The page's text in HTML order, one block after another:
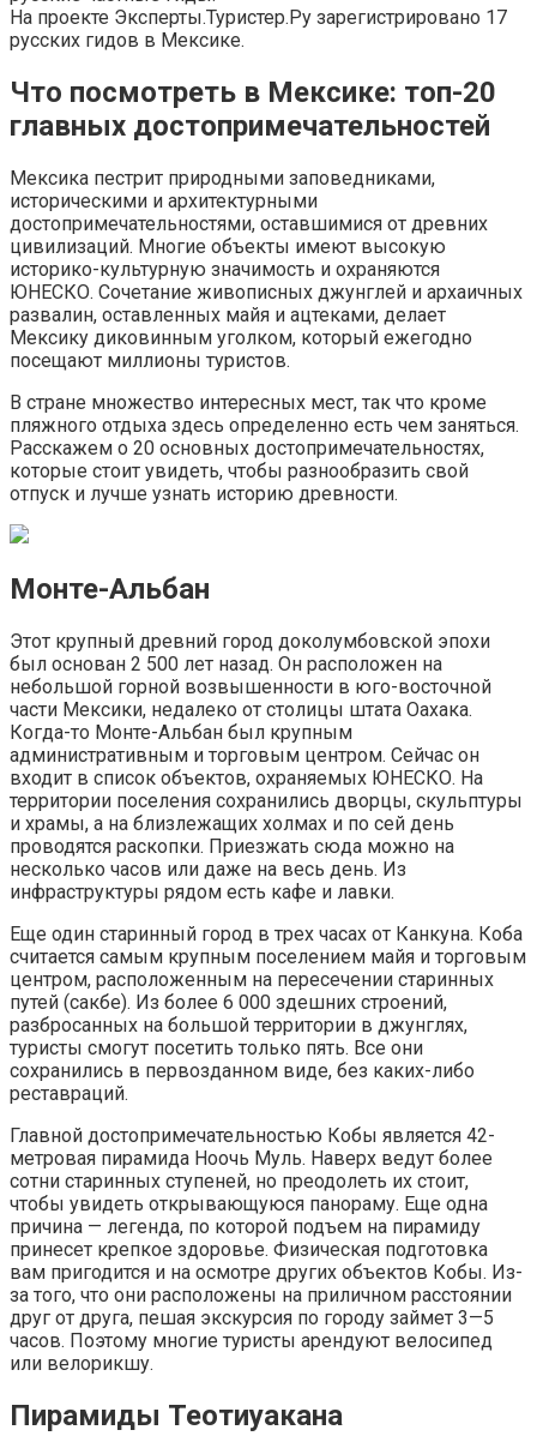
На проекте Эксперты.Туристер.Ру зарегистрировано 17
русских гидов в Мексике.
Что посмотреть в Мексике: топ-20
главных достопримечательностей
Мексика пестрит природными заповедниками,
историческими и архитектурными
достопримечательностями, оставшимися от древних
цивилизаций. Многие объекты имеют высокую
историко-культурную значимость и охраняются
ЮНЕСКО. Сочетание живописных джунглей и архаичных
развалин, оставленных майя и ацтеками, делает
Мексику диковинным уголком, который ежегодно
посещают миллионы туристов.
В стране множество интересных мест, так что кроме
пляжного отдыха здесь определенно есть чем заняться.
Расскажем о 20 основных достопримечательностях,
которые стоит увидеть, чтобы разнообразить свой
отпуск и лучше узнать историю древности.
Монте-Альбан
Этот крупный древний город доколумбовской эпохи
был основан 2 500 лет назад. Он расположен на
небольшой горной возвышенности в юго-восточной
части Мексики, недалеко от столицы штата Оахака.
Когда-то Монте-Альбан был крупным
административным и торговым центром. Сейчас он
входит в список объектов, охраняемых ЮНЕСКО. На
территории поселения сохранились дворцы, скульптуры
и храмы, а на близлежащих холмах и по сей день
проводятся раскопки. Приезжать сюда можно на
несколько часов или даже на весь день. Из
инфраструктуры рядом есть кафе и лавки.
Еще один старинный город в трех часах от Канкуна. Коба
считается самым крупным поселением майя и торговым
центром, расположенным на пересечении старинных
путей (сакбе). Из более 6 000 здешних строений,
разбросанных на большой территории в джунглях,
туристы смогут посетить только пять. Все они
сохранились в первозданном виде, без каких-либо
реставраций.
Главной достопримечательностью Кобы является 42-
метровая пирамида Ноочь Муль. Наверх ведут более
сотни старинных ступеней, но преодолеть их стоит,
чтобы увидеть открывающуюся панораму. Еще одна
причина — легенда, по которой подъем на пирамиду
принесет крепкое здоровье. Физическая подготовка
вам пригодится и на осмотре других объектов Кобы. Из-
за того, что они расположены на приличном расстоянии
друг от друга, пешая экскурсия по городу займет 3—5
часов. Поэтому многие туристы арендуют велосипед
или велорикшу.
Пирамиды Теотиуакана